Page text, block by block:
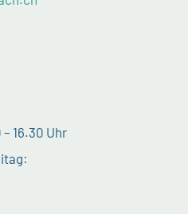
– 16.30 Uhr